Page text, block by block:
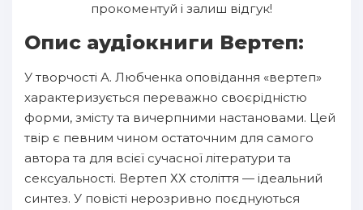
10
11
12
14
прокоментуй і залиш відгук!
Опис аудіокниги Вертеп:
У творчості А. Любченка оповідання «вертеп»
характеризується переважно своєрідністю
форми, змісту та вичерпними настановами. Цей
твір є певним чином остаточним для самого
автора та для всієї сучасної літератури та
сексуальності. Вертеп ХХ століття — ідеальний
синтез. У повісті нерозривно поєднуються